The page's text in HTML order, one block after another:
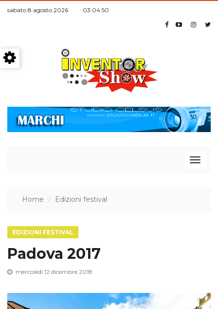
sabato 8 agosto 2026 03:04:51
Home Edizioni festival
EDIZIONI FESTIVAL
Padova 2017
mercoledì 12 dicembre 2018